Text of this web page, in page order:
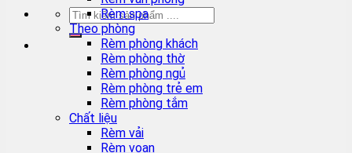
Rèm spa
Theo phòng
Rèm phòng khách
Rèm phòng thờ
Rèm phòng ngủ
Rèm phòng trẻ em
Rèm phòng tắm
Chất liệu
Rèm vải
Rèm voan